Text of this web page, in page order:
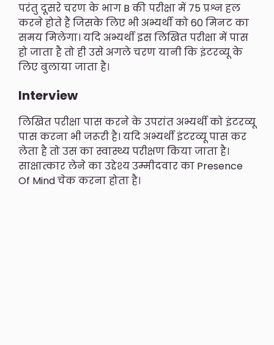
परंतु दूसरे चरण के भाग B की परीक्षा में 75 प्रश्न हल
करने होते हैं जिसके लिए भी अभ्यर्थी को 60 मिनट का
समय मिलेगा। यदि अभ्यर्थी इस लिखित परीक्षा में पास
हो जाता है तो ही उसे अगले चरण यानी कि इंटरव्यू के
लिए बुलाया जाता है।
Interview
लिखित परीक्षा पास करने के उपरांत अभ्यर्थी को इंटरव्यू
पास करना भी जरूरी है। यदि अभ्यर्थी इंटरव्यू पास कर
लेता है तो उस का स्वास्थ्य परीक्षण किया जाता है।
साक्षात्कार लेने का उद्देश्य उम्मीदवार का Presence
Of Mind चेक करना होता है।